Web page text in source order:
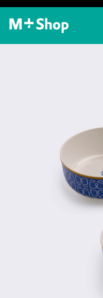
M+ Shop